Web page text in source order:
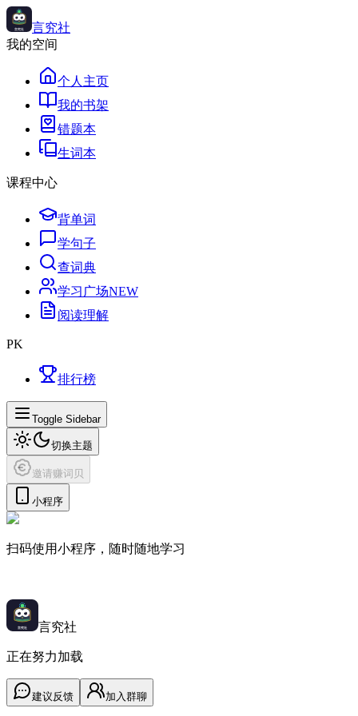
言究社
我的空间
个人主页
我的书架
错题本
生词本
课程中心
背单词
学句子
查词典
学习广场NEW
阅读理解
PK
排行榜
Toggle Sidebar
切换主题
邀请赚词贝
小程序
扫码使用小程序，随时随地学习
言究社
正在努力加载
建议反馈 加入群聊